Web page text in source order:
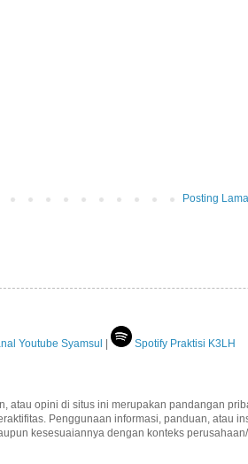
Posting Lama
Youtube Syamsul | Spotify Praktisi K3LH
atau opini di situs ini merupakan pandangan
Penggunaan informasi, panduan, atau
kesesuaiannya dengan konteks